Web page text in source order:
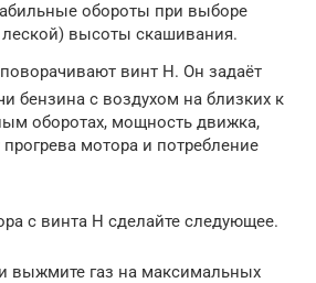
обороты при выборе
высоты скашивания.
винт H. Он задаёт
бензина с воздухом на близких к
оборотах, мощность движка,
прогрева мотора и потребление
с винта H сделайте следующее.
выжмите газ на максимальных